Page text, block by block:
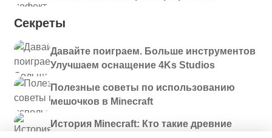
Секреты
Давайте поиграем. Больше инструментов
Улучшаем оснащение 4Ks Studios
Полезные советы по использованию
мешочков в Minecraft
История Minecraft: Кто такие древние